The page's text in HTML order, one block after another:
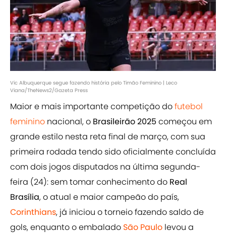
Vic Albuquerque segue fazendo história pelo Timão Feminino | Leco
Viana/TheNews2/Gazeta Press
Maior e mais importante competição dofutebol
feminino nacional, o Brasileirão 2025 começou em
grande estilo nesta reta final de março, com sua
primeira rodada tendo sido oficialmente concluída
com dois jogos disputados na última segunda-
feira (24): sem tomar conhecimento do Real
Brasília, o atual e maior campeão do país,
Corinthians, já iniciou o torneio fazendo saldo de
gols, enquanto o embalado São Paulo levou a